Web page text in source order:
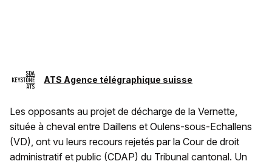
ATS Agence télégraphique suisse
Les opposants au projet de décharge de la Vernette,
située à cheval entre Daillens et Oulens-sous-Echallens
(VD), ont vu leurs recours rejetés par la Cour de droit
administratif et public (CDAP) du Tribunal cantonal. Un